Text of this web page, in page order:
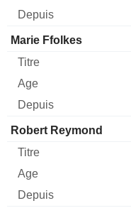
Marie Ffolkes
Robert Reymond